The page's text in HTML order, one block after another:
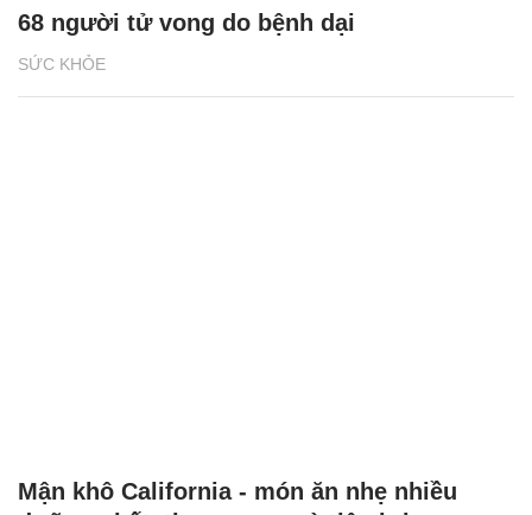
SỨC KHỎE
68 người tử vong do bệnh dại
Mận khô California - món ăn nhẹ nhiều